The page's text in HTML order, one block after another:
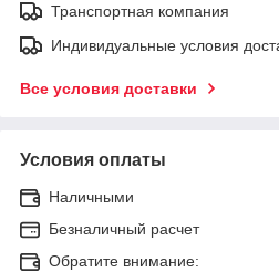
Транспортная компания
Индивидуальные условия
Все условия доставки
Условия оплаты
Наличными
Безналичный расчет
Обратите внимание: